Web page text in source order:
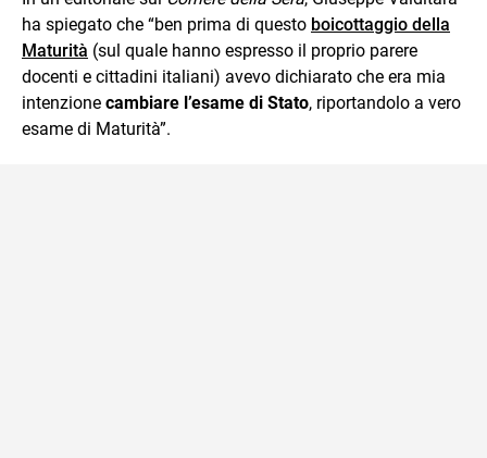
ha spiegato che “ben prima di questo boicottaggio della
Maturità (sul quale hanno espresso il proprio parere
docenti e cittadini italiani) avevo dichiarato che era mia
intenzione cambiare l’esame di Stato, riportandolo a vero
esame di Maturità”.